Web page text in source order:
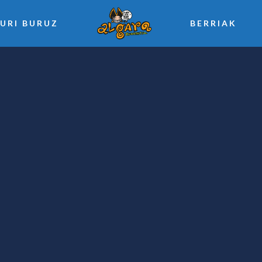
BURUZ BERRIAK